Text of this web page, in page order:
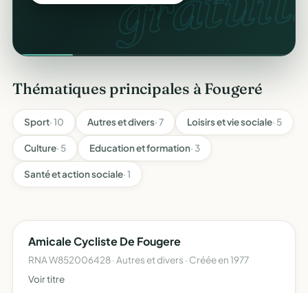
Thématiques principales à Fougeré
Sport· 10 Autres et divers· 7 Loisirs et vie sociale· 5
Culture· 5 Education et formation· 3
Santé et action sociale· 1
Amicale Cycliste De Fougere
RNA W852006428 · Autres et divers · Créée en 1977
Voir titre